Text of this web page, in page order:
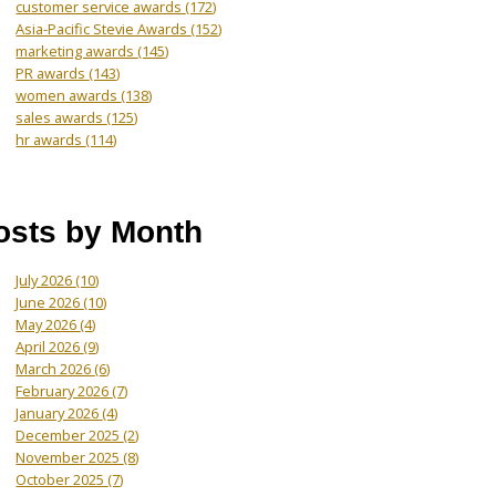
customer service awards(172)
Asia-Pacific Stevie Awards(152)
marketing awards(145)
PR awards(143)
women awards(138)
sales awards(125)
hr awards(114)
by Month
July 2026(10)
June 2026(10)
May 2026(4)
April 2026(9)
March 2026(6)
February 2026(7)
January 2026(4)
December 2025(2)
November 2025(8)
October 2025(7)